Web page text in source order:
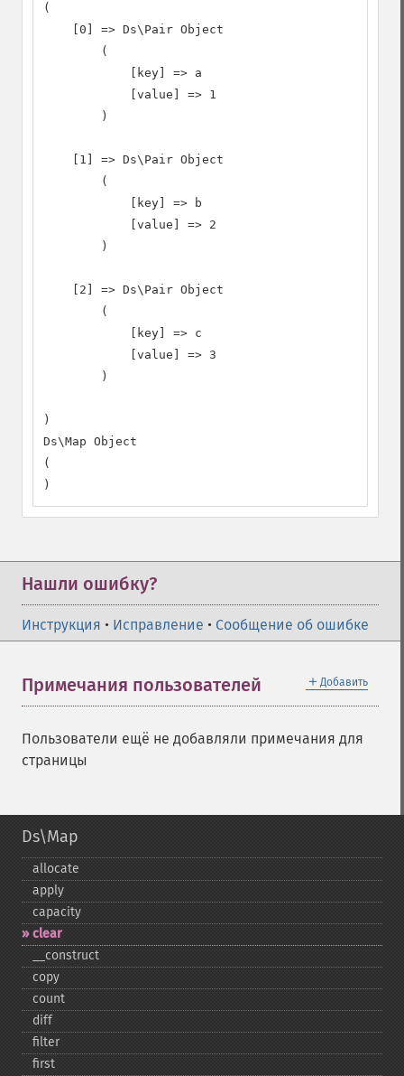
(
    [0] => Ds\Pair Object
        (
            [key] => a
            [value] => 1
        )
    [1] => Ds\Pair Object
        (
            [key] => b
            [value] => 2
        )
    [2] => Ds\Pair Object
        (
            [key] => c
            [value] => 3
        )
)
Ds\Map Object
(
)
Нашли ошибку?
Инструкция • Исправление • Сообщение об ошибке
＋ Добавить
Примечания пользователей
Пользователи ещё не добавляли примечания для
страницы
Ds\Map
allocate
apply
capacity
clear
_​_​construct
copy
count
diff
filter
first